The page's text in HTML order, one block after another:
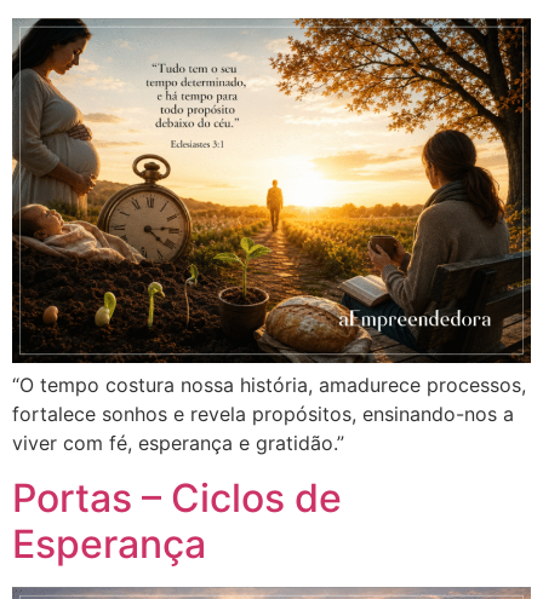
“O tempo costura nossa história, amadurece processos,
fortalece sonhos e revela propósitos, ensinando-nos a
viver com fé, esperança e gratidão.”
Portas – Ciclos de
Esperança